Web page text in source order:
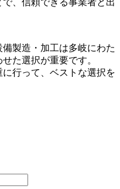
製造・加工は多岐にわた
た選択が重要です。
行って、ベストな選択を